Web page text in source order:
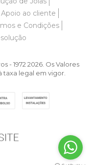
Apoio ao cliente
e Condições
- 1972 2026. Os Valores
taxa legal em vigor.